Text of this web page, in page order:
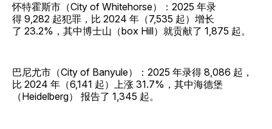
怀特霍斯市（City of Whitehorse）：2025 年录
得 9,282 起犯罪，比 2024 年（7,535 起）增长
了 23.2%，其中博士山（box Hill）就贡献了 1,875 起。
巴尼尤市（City of Banyule）：2025 年录得 8,086 起，
比 2024 年（6,141 起）上涨 31.7%，其中海德堡
（Heidelberg） 报告了 1,345 起。